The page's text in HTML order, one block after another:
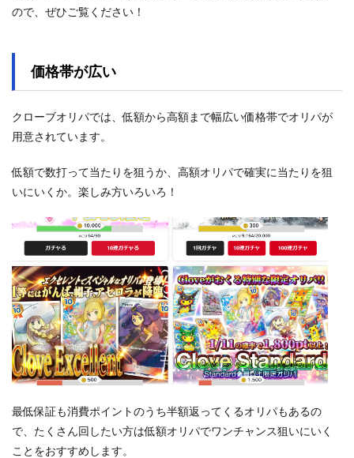
ので、ぜひご覧ください！
価格帯が広い
クローブオリパでは、低額から高額まで幅広い価格帯でオリパが
用意されています。
低額で数打って当たりを狙うか、高額オリパで確実に当たりを狙
いにいくか。楽しみ方いろいろ！
最低保証も消費ポイントのうち半額返ってくるオリパもあるの
で、たくさん回したい方は低額オリパでワンチャンス狙いにいく
ことをおすすめします。